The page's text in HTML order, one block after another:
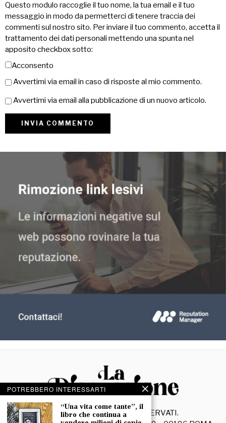
Questo modulo raccoglie il tuo nome, la tua email e il tuo
messaggio in modo da permetterci di tenere traccia dei
commenti sul nostro sito. Per inviare il tuo commento, accetta il
trattamento dei dati personali mettendo una spunta nel
apposito checkbox sotto:
Acconsento
Avvertimi via email in caso di risposte al mio commento.
Avvertimi via email alla pubblicazione di un nuovo articolo.
© 2026- TUTTI I DIRITTI RISERVATI.
POTREBBERO INTERESSARTI
“Una vita come tante”, il
libro che continua a